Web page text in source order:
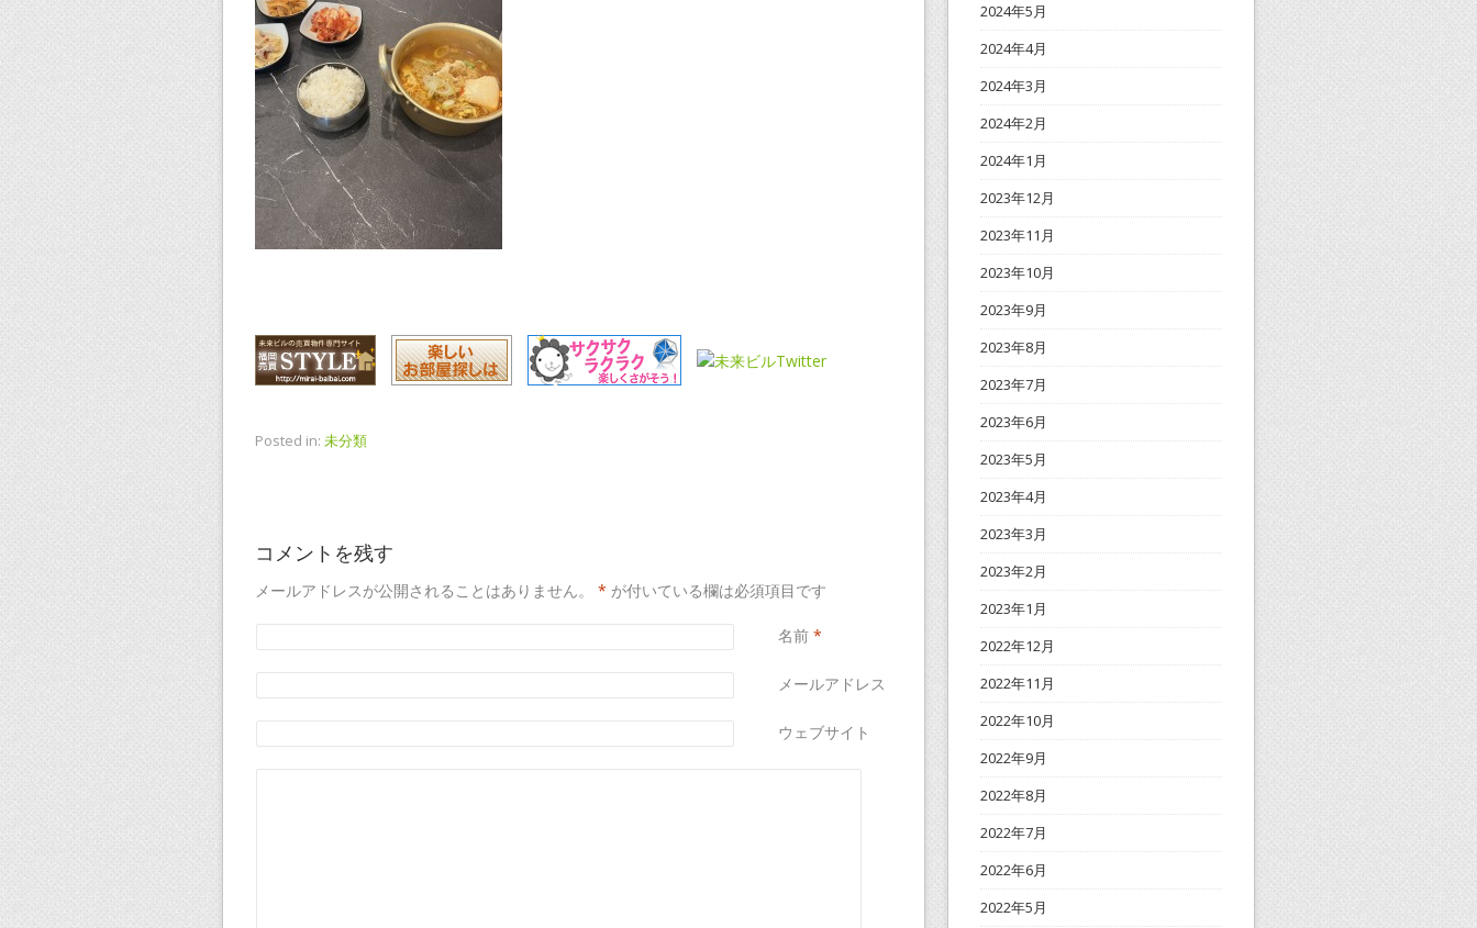
Posted in: 未分類
コメントを残す
メールアドレスが公開されることはありません。 * が付いている欄は必須項目です
名前 *
メールアドレス
ウェブサイト
2024年5月
2024年4月
2024年3月
2024年2月
2024年1月
2023年12月
2023年11月
2023年10月
2023年9月
2023年8月
2023年7月
2023年6月
2023年5月
2023年4月
2023年3月
2023年2月
2023年1月
2022年12月
2022年11月
2022年10月
2022年9月
2022年8月
2022年7月
2022年6月
2022年5月